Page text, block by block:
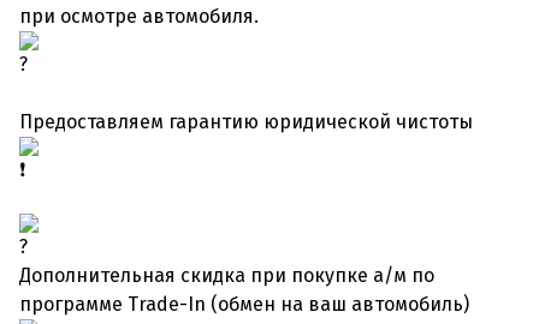
при осмотре автомобиля.
Предоставляем гарантию юридической чистоты
Дополнительная скидка при покупке а/м по
программе Trade-In (обмен на ваш автомобиль)